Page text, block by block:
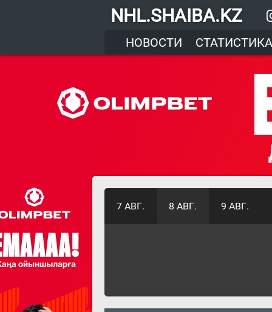
NHL.SHAIBA.KZ
НОВОСТИ
СТАТИСТИКА
7 АВГ. 8 АВГ. 9 АВГ.